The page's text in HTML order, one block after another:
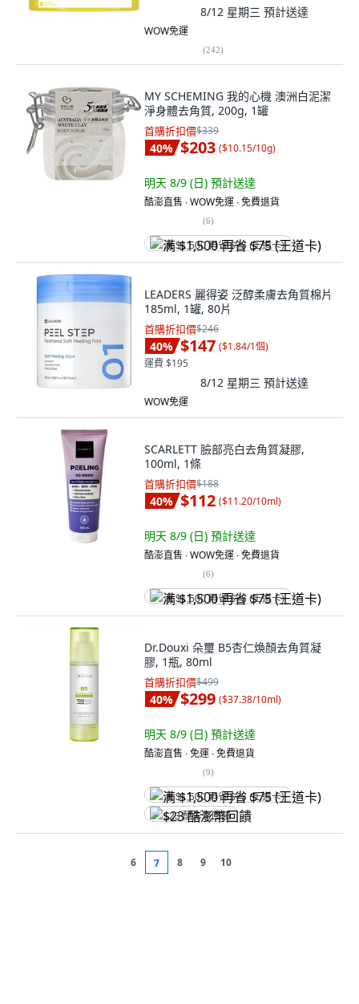
8/12 星期三 預計送達
WOW免運
(242)
MY SCHEMING 我的心機 澳洲白泥潔
淨身體去角質, 200g, 1罐
首購折扣價$339
40% $203 ($10.15/10g)
明天 8/9 (日) 預計送達
酷澎直售 ∙ WOW免運 ∙ 免費退貨
(6)
满 $1,500 再省 $75 (王道卡)
LEADERS 麗得姿 泛醇柔膚去角質棉片
185ml, 1罐, 80片
首購折扣價$246
40% $147 ($1.84/1個)
運費 $195
8/12 星期三 預計送達
WOW免運
SCARLETT 臉部亮白去角質凝膠,
100ml, 1條
首購折扣價$188
40% $112 ($11.20/10ml)
明天 8/9 (日) 預計送達
酷澎直售 ∙ WOW免運 ∙ 免費退貨
(6)
满 $1,500 再省 $75 (王道卡)
Dr.Douxi 朵璽 B5杏仁煥顏去角質凝
膠, 1瓶, 80ml
首購折扣價$499
40% $299 ($37.38/10ml)
明天 8/9 (日) 預計送達
酷澎直售 ∙ 免運 ∙ 免費退貨
(9)
满 $1,500 再省 $75 (王道卡)
$23 酷澎幣回饋
6 7 8 9 10